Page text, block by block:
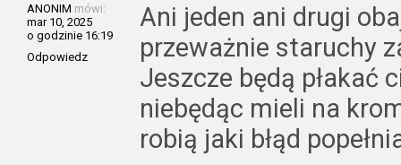
ANONIM mówi:
mar 10, 2025
o godzinie 16:19
Odpowiedz
Ani jeden ani drugi
przeważnie staruchy
Jeszcze będą płakać
niebędąc mieli na
robią jaki błąd